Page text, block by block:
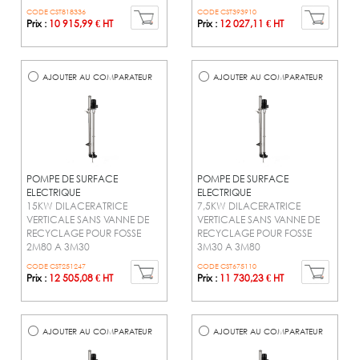
CODE CST818336
Prix : 10 915,99 € HT
CODE CST393910
Prix : 12 027,11 € HT
AJOUTER AU COMPARATEUR
POMPE DE SURFACE
ELECTRIQUE
15KW DILACERATRICE
VERTICALE SANS VANNE DE
RECYCLAGE POUR FOSSE
2M80 A 3M30
CODE CST251247
Prix : 12 505,08 € HT
AJOUTER AU COMPARATEUR
POMPE DE SURFACE
ELECTRIQUE
7,5KW DILACERATRICE
VERTICALE SANS VANNE DE
RECYCLAGE POUR FOSSE
3M30 A 3M80
CODE CST675110
Prix : 11 730,23 € HT
AJOUTER AU COMPARATEUR AJOUTER AU COMPARATEUR